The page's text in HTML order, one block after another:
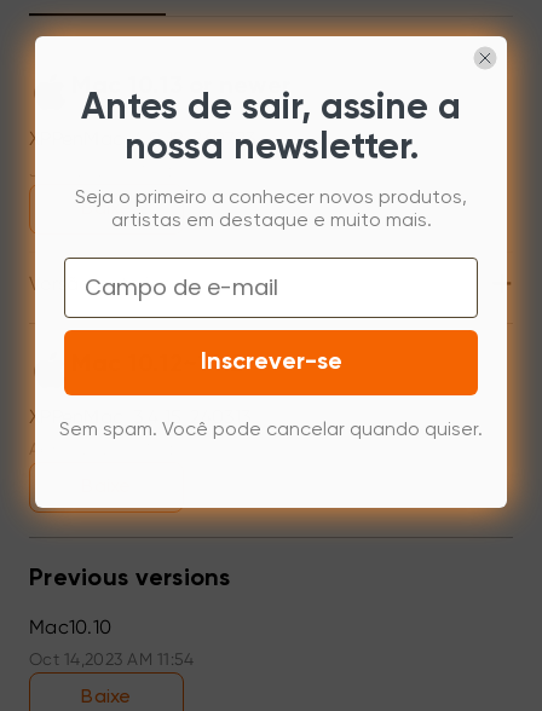
Mac 10.13 or newer
XPPenMac_4.0.18_260723
Baixe
Versão anterior +
Mac 10.12~14.2
XPPenMac_3.4.15_240313
Previous versions
Mac10.10
Oct 14,2023 AM 11:54
Baixe
Antes de sair, assine a
nossa newsletter.
Seja o primeiro a conhecer novos produtos,
artistas em destaque e muito mais.
Email
Inscrever-se
Sem spam. Você pode cancelar quando quiser.